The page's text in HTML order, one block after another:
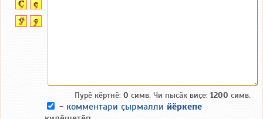
Пурӗ кӗртнӗ: 0 симв. Чи пысӑк виҫе: 1200 симв.
- комментари ҫырмалли йӗркепе